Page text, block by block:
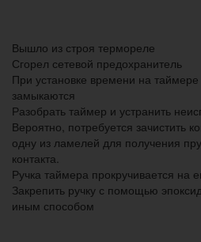
Вышло из строя термореле
Сгорел сетевой предохранитель
При установке времени на таймере
замыкаются
Разобрать таймер и устранить
Вероятно, потребуется зачистить
одну из ламелей для получения
контакта.
Ручка таймера прокручивается на
Закрепить ручку с помощью
иным способом